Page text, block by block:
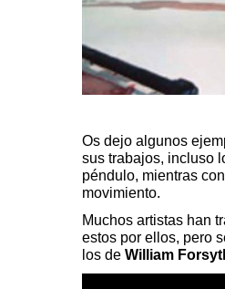
Os dejo algunos
sus trabajos, incluso
péndulo, mientras
movimiento.
Muchos artistas han
estos por ellos, pero
los de William